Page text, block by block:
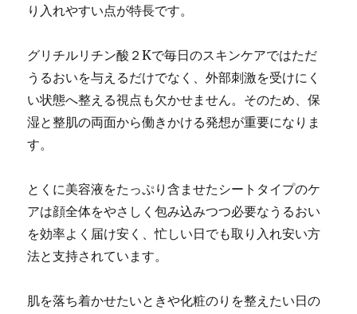
り入れやすい点が特長です。
グリチルリチン酸２Kで毎日のスキンケアではただ
うるおいを与えるだけでなく、外部刺激を受けにく
い状態へ整える視点も欠かせません。そのため、保
湿と整肌の両面から働きかける発想が重要になりま
す。
とくに美容液をたっぷり含ませたシートタイプのケ
アは顔全体をやさしく包み込みつつ必要なうるおい
を効率よく届け安く、忙しい日でも取り入れ安い方
法と支持されています。
肌を落ち着かせたいときや化粧のりを整えたい日の